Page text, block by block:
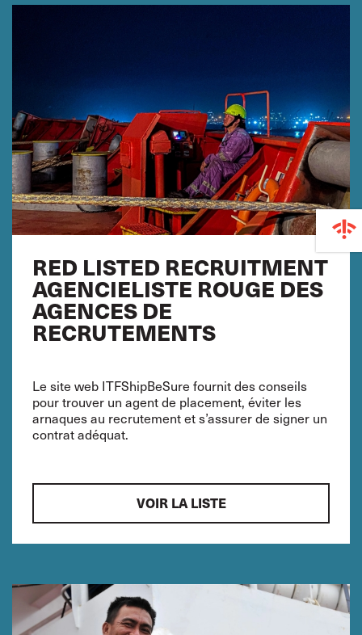
RED LISTED RECRUITMENT
AGENCIELISTE ROUGE DES
AGENCES DE
RECRUTEMENTS
Le site web ITFShipBeSure fournit des conseils
pour trouver un agent de placement, éviter les
arnaques au recrutement et s’assurer de signer un
contrat adéquat.
VOIR LA LISTE